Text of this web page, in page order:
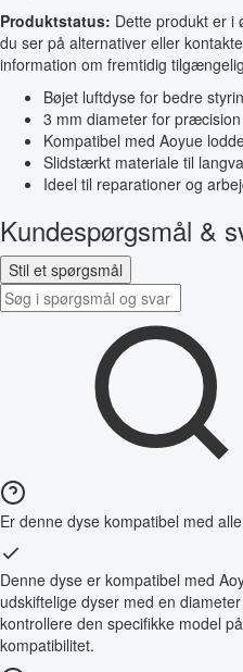
Produktstatus: Dette produkt er i
du ser på alternativer eller
information om fremtidig
Bøjet luftdyse for bedre
3 mm diameter for
Kompatibel med Aoyue
Slidstærkt materiale til
Ideel til reparationer og
Kundespørgsmål &
Stil et spørgsmål
Er denne dyse kompatibel med
Denne dyse er kompatibel med
udskiftelige dyser med en
kontrollere den specifikke model
kompatibilitet.